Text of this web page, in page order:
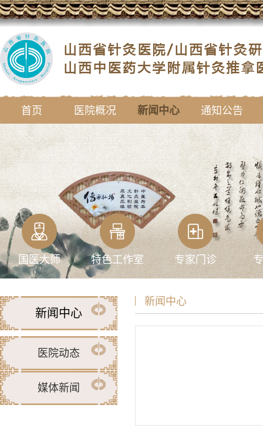
首页 医院概况 新闻中心 通知公告
国医大师 特色工作室 专家门诊
新闻中心
医院动态
媒体新闻
新闻中心